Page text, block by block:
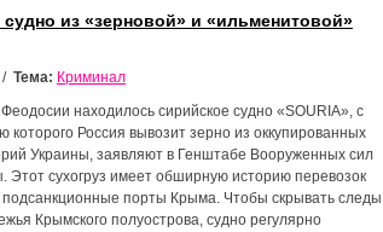
из «зерновой» и «ильменитовой»
/ Тема: Криминал
находилось сирийское судно «SOURIA», с
которого Россия вывозит зерно из оккупированных
Украины, заявляют в Генштабе Вооруженных сил
Этот сухогруз имеет обширную историю перевозок
подсанкционные порты Крыма. Чтобы скрывать следы
Крымского полуострова, судно регулярно